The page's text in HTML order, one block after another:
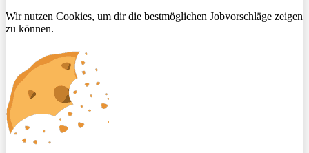
Wir nutzen Cookies, um dir die bestmöglichen Jobvorschläge zeigen
zu können.